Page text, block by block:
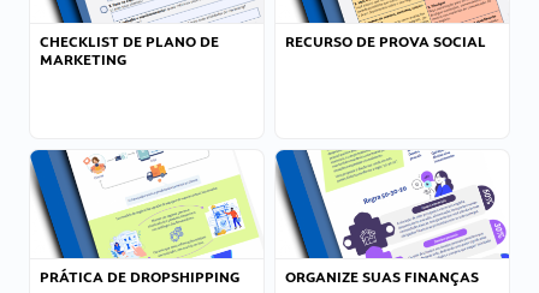
CHECKLIST DE PLANO DE
MARKETING
RECURSO DE PROVA SOCIAL
PRÁTICA DE DROPSHIPPING ORGANIZE SUAS FINANÇAS